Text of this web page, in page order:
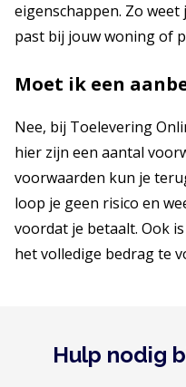
eigenschappen. Zo
past bij jouw woning of
Moet ik een
Nee, bij Toelevering
hier zijn een aantal
voorwaarden kun je
loop je geen risico en
voordat je betaalt. Ook
het volledige bedrag te
Hulp nodig